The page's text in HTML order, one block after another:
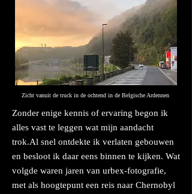
Zicht vanuit de truck in de ochtend in de Belgische Ardennen
Zonder enige kennis of ervaring begon ik
alles vast te leggen wat mijn aandacht
trok.Al snel ontdekte ik verlaten gebouwen
en besloot ik daar eens binnen te kijken. Wat
volgde waren jaren van urbex-fotografie,
met als hoogtepunt een reis naar Chernobyl